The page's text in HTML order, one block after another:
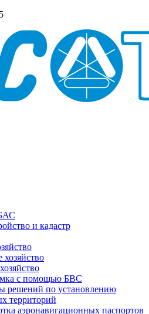
и кадастр
с помощью БВС
решений по установлению
территорий
аэронавигационных паспортов